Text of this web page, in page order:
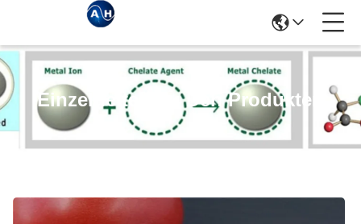
Einzelheiten Zu Den Produkten